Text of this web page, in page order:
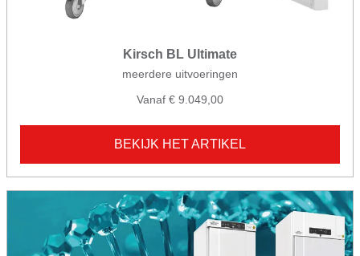
Kirsch BL Ultimate
meerdere uitvoeringen
Vanaf € 9.049,00
BEKIJK HET ARTIKEL